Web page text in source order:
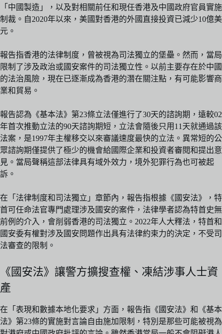
「中國製造」，以及對相關前任和現任香港及中國政府官員實施
制裁。自2020年以來，美國對香港的外國直接投資已減少10億美
元。
報告指香港的法律制度，曾被視為司法獨立的堡壘。然而，當局
限制了涉及政治或國安案件的司法獨立性。以前主要存在於中國
的法治風險，現在已逐漸成為香港的潛在關注點，有可能影響商
業和貿易。
報告認為《基本法》第23條立法僅進行了30天的諮詢期，遠較02
年首次推動立法的90天諮詢期短，立法會隨後只用11天就通過該
法案，是1997年主權移交以來審議速度最快的立法。異常短的公
眾諮詢期僅提供了極少的機會給國際企業和投資者審閱和提出意
見。當局聲稱這部法律具有域外效力，境外犯罪行為也可被起
訴。
在「法律制度和司法獨立」章節內，報告指根據《國安法》，特
首可任命法官專門處理涉及國安的案件，法律學者認為特首史無
前例的介入，會削弱香港的司法獨立。2022年人大釋法，特首和
國安委有權對涉及國安問題作出具有法律約束力的決定，不受司
法審查的限制。
《國安法》讓警方擴搜查權、凍結涉事人士資
產
在「表現和數據本地化要求」方面，報告指《國安法》和《基本
法》第23條的實施對言論自由施加限制，特別是那些可能被視為